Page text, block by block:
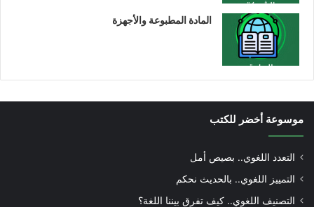
المادة المطبوعة والأجهزة
موسوعة أخضر للكتب
التعدد اللغوي.. بصيص أمل
التمييز اللغوي.. بالحديث نحكم
التصنيف اللغوي.. كيف تفرق بيننا اللغة؟